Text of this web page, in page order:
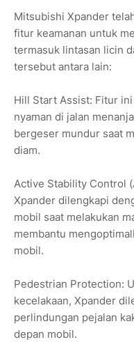
Mitsubishi Xpander
fitur keamanan untuk
termasuk lintasan licin
tersebut antara lain:
Hill Start Assist: Fitur
nyaman di jalan
bergeser mundur saat
diam.
Active Stability Control
Xpander dilengkapi
mobil saat melakukan
membantu
mobil.
Pedestrian Protection:
kecelakaan, Xpander
perlindungan pejalan
depan mobil.